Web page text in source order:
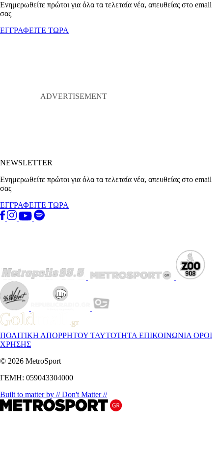
Ενημερωθείτε πρώτοι για όλα τα τελεταία νέα, απευθείας στο email
σας
ΕΓΓΡΑΦΕΙΤΕ ΤΩΡΑ
NEWSLETTER
Ενημερωθείτε πρώτοι για όλα τα τελεταία νέα, απευθείας στο email
σας
ΕΓΓΡΑΦΕΙΤΕ ΤΩΡΑ
ΠΟΛΙΤΙΚΗ ΑΠΟΡΡΗΤΟΥ ΤΑΥΤΟΤΗΤΑ ΕΠΙΚΟΙΝΩΝΙΑ ΟΡΟΙ
ΧΡΗΣΗΣ
© 2026 MetroSport
ΓΕΜΗ: 059043304000
Built to matter by // Don't Matter //